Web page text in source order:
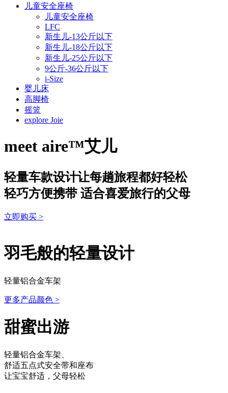
儿童安全座椅
儿童安全座椅
LFC
新生儿-13公斤以下
新生儿-18公斤以下
新生儿-25公斤以下
9公斤-36公斤以下
i-Size
婴儿床
高脚椅
摇篮
explore Joie
meet aire™艾儿
轻量车款设计让每趟旅程都好轻松
轻巧方便携带 适合喜爱旅行的父母
立即购买 >
羽毛般的轻量设计
轻量铝合金车架
更多产品颜色 >
甜蜜出游
轻量铝合金车架、
舒适五点式安全带和座布
让宝宝舒适，父母轻松